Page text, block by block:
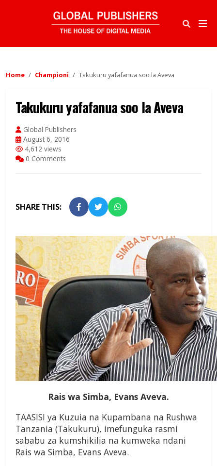
Home Championi Takukuru yafafanua soo la Aveva
Takukuru yafafanua soo la Aveva
Global Publishers
August 6, 2016
4,612 views
0 Comments
SHARE THIS:
Rais wa Simba, Evans Aveva.
TAASISI ya Kuzuia na Kupambana na Rushwa
Tanzania (Takukuru), imefunguka rasmi
sababu za kumshikilia na kumweka ndani
Rais wa Simba, Evans Aveva.